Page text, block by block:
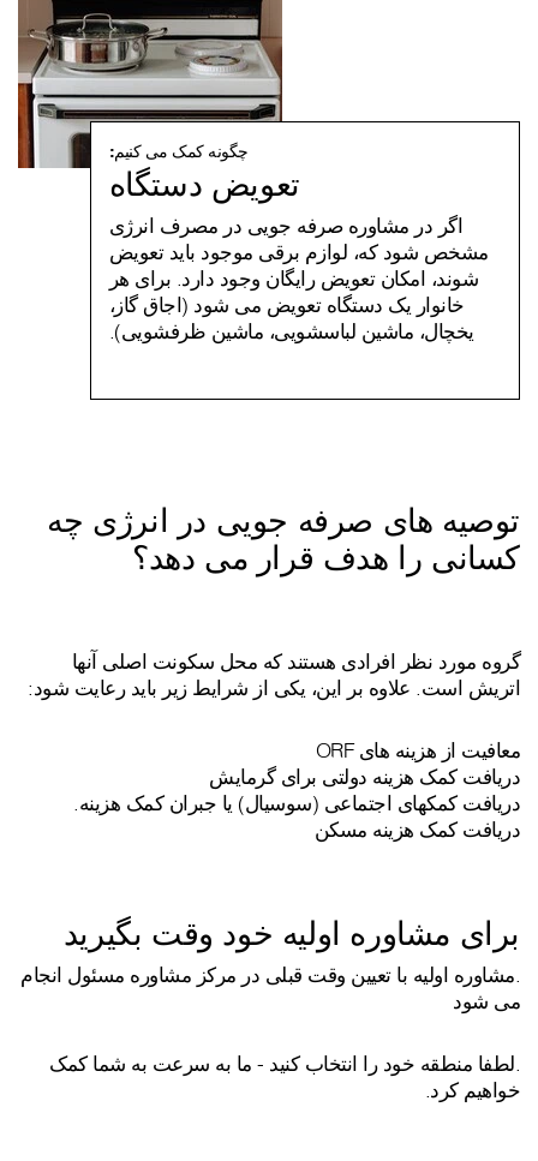
چگونه کمک می کنیم:
تعویض دستگاه
اگر در مشاوره صرفه جویی در مصرف انرژی
مشخص شود که، لوازم برقی موجود باید تعویض
شوند، امکان تعویض رایگان وجود دارد. برای هر
خانوار یک دستگاه تعویض می شود (اجاق گاز،
یخچال، ماشین لباسشویی، ماشین ظرفشویی).
توصیه های صرفه جویی در انرژی چه
کسانی را هدف قرار می دهد؟
گروه مورد نظر افرادی هستند که محل سکونت اصلی آنها
اتریش است. علاوه بر این، یکی از شرایط زیر باید رعایت شود:
معافیت از هزینه های ORF
دریافت کمک هزینه دولتی برای گرمایش
دریافت کمکهای اجتماعی (سوسیال) یا جبران کمک هزینه.
دریافت کمک هزینه مسکن
برای مشاوره اولیه خود وقت بگیرید
.مشاوره اولیه با تعیین وقت قبلی در مرکز مشاوره مسئول انجام
می شود
.لطفا منطقه خود را انتخاب کنید - ما به سرعت به شما کمک
خواهیم کرد.